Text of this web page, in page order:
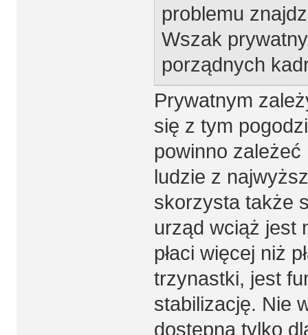
problemu
Wszak
porządnych
Prywatnym
się z tym
powinno
ludzie z
skorzysta także
urząd wciąż jest
płaci więcej niż
trzynastki, jest
stabilizację. Nie
dostępna tylko